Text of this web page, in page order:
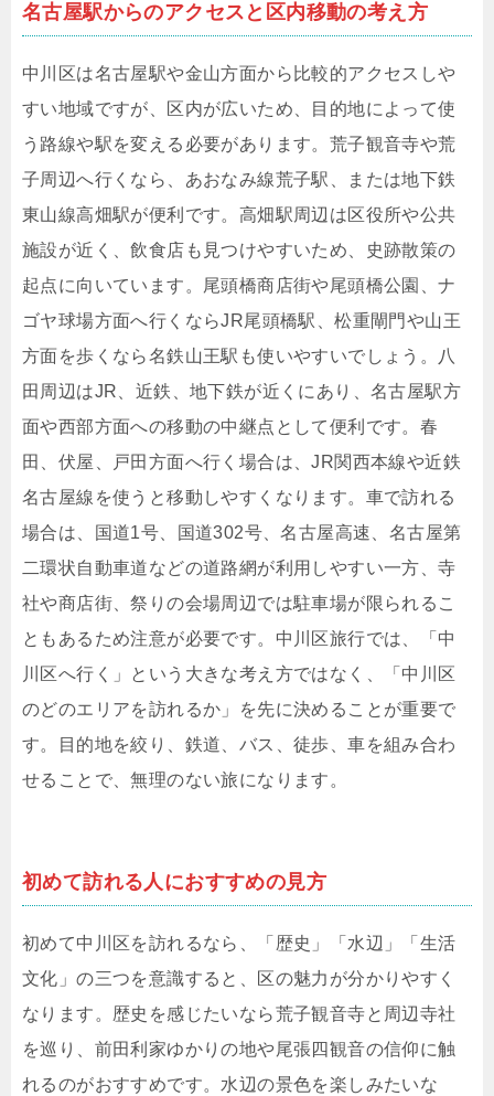
名古屋駅からのアクセスと区内移動の考え方
中川区は名古屋駅や金山方面から比較的アクセスしや
すい地域ですが、区内が広いため、目的地によって使
う路線や駅を変える必要があります。荒子観音寺や荒
子周辺へ行くなら、あおなみ線荒子駅、または地下鉄
東山線高畑駅が便利です。高畑駅周辺は区役所や公共
施設が近く、飲食店も見つけやすいため、史跡散策の
起点に向いています。尾頭橋商店街や尾頭橋公園、ナ
ゴヤ球場方面へ行くならJR尾頭橋駅、松重閘門や山王
方面を歩くなら名鉄山王駅も使いやすいでしょう。八
田周辺はJR、近鉄、地下鉄が近くにあり、名古屋駅方
面や西部方面への移動の中継点として便利です。春
田、伏屋、戸田方面へ行く場合は、JR関西本線や近鉄
名古屋線を使うと移動しやすくなります。車で訪れる
場合は、国道1号、国道302号、名古屋高速、名古屋第
二環状自動車道などの道路網が利用しやすい一方、寺
社や商店街、祭りの会場周辺では駐車場が限られるこ
ともあるため注意が必要です。中川区旅行では、「中
川区へ行く」という大きな考え方ではなく、「中川区
のどのエリアを訪れるか」を先に決めることが重要で
す。目的地を絞り、鉄道、バス、徒歩、車を組み合わ
せることで、無理のない旅になります。
初めて訪れる人におすすめの見方
初めて中川区を訪れるなら、「歴史」「水辺」「生活
文化」の三つを意識すると、区の魅力が分かりやすく
なります。歴史を感じたいなら荒子観音寺と周辺寺社
を巡り、前田利家ゆかりの地や尾張四観音の信仰に触
れるのがおすすめです。水辺の景色を楽しみたいな